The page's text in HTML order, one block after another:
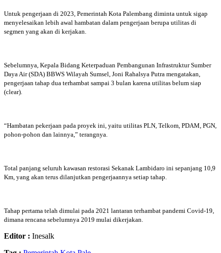
Untuk pengerjaan di 2023, Pemerintah Kota Palembang diminta untuk sigap
menyelesaikan lebih awal hambatan dalam pengerjaan berupa utilitas di
segmen yang akan di kerjakan.
Sebelumnya, Kepala Bidang Keterpaduan Pembangunan Infrastruktur Sumber
Daya Air (SDA) BBWS Wilayah Sumsel, Joni Rahalsya Putra mengatakan,
pengerjaan tahap dua terhambat sampai 3 bulan karena utilitas belum siap
(clear).
“Hambatan pekerjaan pada proyek ini, yaitu utilitas PLN, Telkom, PDAM, PGN,
pohon-pohon dan lainnya,” terangnya.
Total panjang seluruh kawasan restorasi Sekanak Lambidaro ini sepanjang 10,9
Km, yang akan terus dilanjutkan pengerjaannya setiap tahap.
Tahap pertama telah dimulai pada 2021 lantaran terhambat pandemi Covid-19,
dimana rencana sebelumnya 2019 mulai dikerjakan.
Editor : Inesalk